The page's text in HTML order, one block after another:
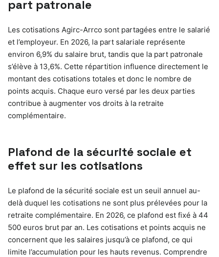
part patronale
Les cotisations Agirc-Arrco sont partagées entre le salarié
et l’employeur. En 2026, la part salariale représente
environ 6,9% du salaire brut, tandis que la part patronale
s’élève à 13,6%. Cette répartition influence directement le
montant des cotisations totales et donc le nombre de
points acquis. Chaque euro versé par les deux parties
contribue à augmenter vos droits à la retraite
complémentaire.
Plafond de la sécurité sociale et
effet sur les cotisations
Le plafond de la sécurité sociale est un seuil annuel au-
delà duquel les cotisations ne sont plus prélevées pour la
retraite complémentaire. En 2026, ce plafond est fixé à 44
500 euros brut par an. Les cotisations et points acquis ne
concernent que les salaires jusqu’à ce plafond, ce qui
limite l’accumulation pour les hauts revenus. Comprendre